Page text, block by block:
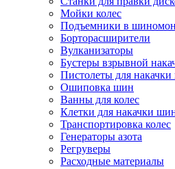
Мойки колес
Подъемники в
Борторасширители
Вулканизаторы
Бустеры взрывной
Пистолеты для
Ошиповка шин
Ванны для колес
Клетки для накачки
Транспортировка колес
Генераторы азота
Регруверы
Расходные материалы